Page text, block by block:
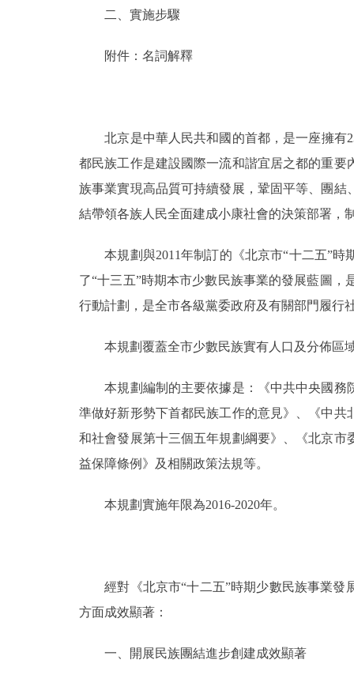
二、實施步驟
附件：名詞解釋
北京是中華人民共和國的首都，是一座擁有
都民族工作是建設國際一流和諧宜居之都的重
族事業實現高品質可持續發展，鞏固平等、團
結帶領各族人民全面建成小康社會的決策部署，
本規劃與2011年制訂的《北京市“十二五”時
了“十三五”時期本市少數民族事業的發展藍圖
行動計劃，是全市各級黨委政府及有關部門履行
本規劃覆蓋全市少數民族實有人口及分佈區
本規劃編制的主要依據是：《中共中央國務
準做好新形勢下首都民族工作的意見》、《中
和社會發展第十三個五年規劃綱要》、《北京
益保障條例》及相關政策法規等。
本規劃實施年限為2016-2020年。
經對《北京市“十二五”時期少數民族事業發
方面成效顯著：
一、開展民族團結進步創建成效顯著